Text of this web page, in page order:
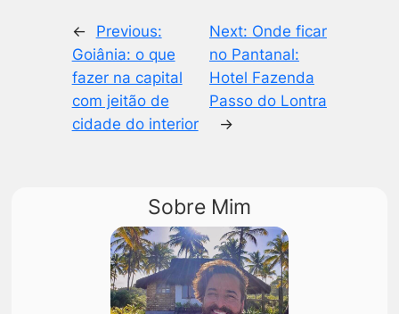
←
Previous:
Goiânia: o que
fazer na capital
com jeitão de
cidade do interior
Next: Onde ficar
no Pantanal:
Hotel Fazenda
Passo do Lontra
→
Sobre Mim